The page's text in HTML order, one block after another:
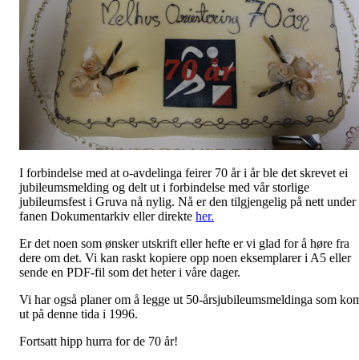
I forbindelse med at o-avdelinga feirer 70 år i år ble det skrevet ei
jubileumsmelding og delt ut i forbindelse med vår storlige
jubileumsfest i Gruva nå nylig. Nå er den tilgjengelig på nett under
fanen Dokumentarkiv eller direkte her.
Er det noen som ønsker utskrift eller hefte er vi glad for å høre fra
dere om det. Vi kan raskt kopiere opp noen eksemplarer i A5 eller
sende en PDF-fil som det heter i våre dager.
Vi har også planer om å legge ut 50-årsjubileumsmeldinga som
ut på denne tida i 1996.
Fortsatt hipp hurra for de 70 år!